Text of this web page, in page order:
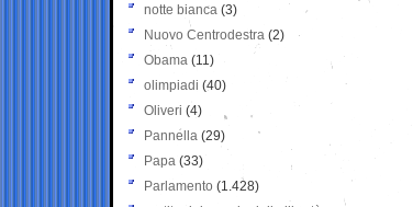
notte bianca (3)
Nuovo Centrodestra (2)
Obama (11)
olimpiadi (40)
Oliveri (4)
Pannella (29)
Papa (33)
Parlamento (1.428)